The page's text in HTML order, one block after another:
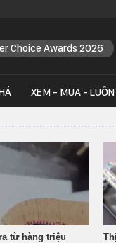
Choice Awards 2026
XEM - MUA - LUÔN
từ hàng triệu